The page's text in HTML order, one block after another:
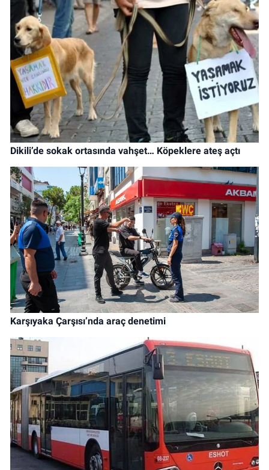
Dikili’de sokak ortasında vahşet… Köpeklere ateş açtı
Karşıyaka Çarşısı’nda araç denetimi